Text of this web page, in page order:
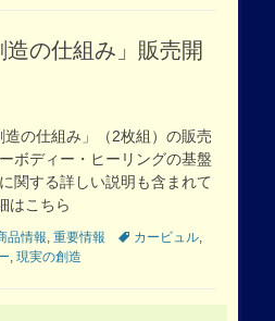
造の仕組み」販売開
の仕組み」（2枚組）の販売
ボディー・ヒーリングの基盤
関する詳しい説明も含まれて
はこちら
品情報, 重要情報 Tagsカービュル,
, 現実の創造